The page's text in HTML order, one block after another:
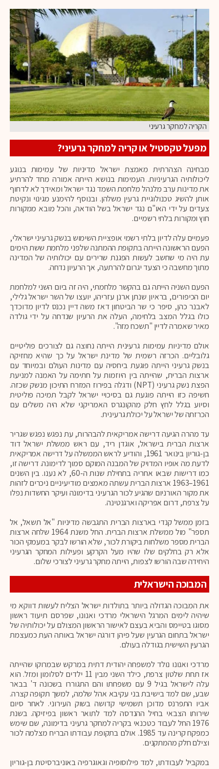
הקריה למחקר גרעיני
מפעל טקסטיל או קריה למחקר גרעיני?
מבחינה הצהרתית מאמצת ישראל מדיניות של עמימות בנוגע
ליכולותיה הגרעיניות. העמימות בנושא הייתה אמורה מחד להרתיע
את מדינות ערב מלנהל מלחמת השמד נגד ישראל ומאידך לא לדחוף
אותן להשיג טכנולוגיית גרעין משלהן. ובנוסף להימנע מגינוי ונקיטת
צעדים על ידי האו"ם נגד ישראל בשל הודאה, והכל מובא ממקורות
חוץ ומקורות בלתי רשמיים.
פעמיים עלה לדיון בלתי רשמי אופציית השימוש בנשק גרעיני ישראלי,
הפעם הראשונה הייתה בתקופת ההמתנה שלפני מלחמת ששת הימים
עת היה מי שחשב לעשות הפגנת שרירים עם יכולותיה של המדינה
מתוך מחשבה כי הצעד יגרום להרתעה, אך הרעיון נדחה.
הפעם השניה הייתה גם בהקשר מלחמתי, היה זה ביום השני למלחמת
יום הכיפורים, בראיון שנתן ארנן עזריהו, יועצו של השר ישראל גלילי,
לאבנר כהן, סיפר כי שר הביטחון דאז משה דיין נכנס לדיון מדוכדך
כולו בגלל המצב בלחימה, העלה את הרעיון שנדחה על ידי גולדה
מאיר שאמרה לדיין "תשכח מזה".
אולם מדיניות עמימות גרעינית הייתה נחוצה גם לצורכים פוליטיים
גלובליים. הכרזה רשמית של מדינת ישראל על כך שהיא מחזיקה
בנשק גרעיני הייתה פוגעת ביחסיה עם מדינות העולם ובמיוחד עם
ארצות הברית, שהייתה בין היוזמות על חתימה על האמנה למניעת
הפצת נשק גרעיני (NPT) ודגלה בפירוז המזרח התיכון מנשק שכזה.
חשיפה כזו הייתה פוגעת גם בסיכויי ישראל לקבל תמיכה פוליטית
וסיוע בגלל לחץ חלק מהקונגרס האמריקני שלא היה משלים עם
הכרזתה של ישראל על יכולת גרעינית.
עד מהרה הגיעה דרישה אמריקאית להבהרות, עת נפגש נפגש שגריר
ארצות הברית בישראל, אוגדן ריד, עם ראש ממשלת ישראל דוד
בן-גוריון בינואר 1961, והודיע לראש הממשלה על דרישה אמריקאית
לדעת מה אופיו המדויק של המבנה המוקם סמוך לדימונה. דרישה זו,
כמו דרישות שבאו אחריה בתחילת שנות ה-60, לא נענו. בין השנים
1961–1963 ארצות הברית עשתה מאמצים מודיעיניים ניכרים לזהות
את מקור האורניום שהגיע לכור הגרעיני בדימונה ועיקר החשדות נפלו
על צרפת, דרום אפריקה וארגנטינה.
בזמן ממשל קנדי בארצות הברית התגבשה מדיניות "אל תשאל, אל
תספר" מול ממשלת ארצות הברית. החל משנת 1964 שלחה ארצות
הברית מספר משלחות ביקורת לכור, שלא הורשו לבקר במעמקי הכור
אלא רק בחלקים שלו שהיו מעל הקרקע ופעילות המחקר הגרעיני
היחידה שבה הורשו לצפות, הייתה מחקר גרעיני לצורכי שלום.
המבוכה הישראלית
את המבוכה הגדולה ביותר בתולדות ישראל הצליח לעשות דווקא מי
שיהיה לימים המרגל הישראלי מרדכי ואנונו, שפרסם תיעוד ראשון
מסוגו בטיימס והביא בעצם לאישור הראשון המצולם על יכולותיה של
ישראל בתחום הגרעין שעל פיהן דורגה ישראל באותה העת כמעצמת
הגרעין השישית בגודלה בעולם.
מרדכי ואנונו נולד למשפחה יהודית דתית במרקש שבמרוקו שהייתה
אז תחת שלטון צרפת, כילד השני מבין 11 ילדים לסלומון ומזל. הוא
עלה לישראל בגיל 9 עם משפחתו והם התגוררו בשכונה ד' בבאר
שבע, שם למד בישיבת בני עקיבא אהל שלמה, למשך תקופה קצרה.
אביו התפרנס מדוכן תשמישי קדושה בשוק העירוני. לאחר סיום
שירותו הצבאי בחיל ההנדסה למד לתואר ראשון בפיזיקה. בשנת
1976 החל לעבוד כטכנאי בקריה למחקר גרעיני בדימונה, שם שימש
כמפקח קרינה עד 1985. אולם בתקופת עבודתו הבריח מצלמה לכור
וצילם חלק מהמתקנים.
במקביל לעבודתו, למד פילוסופיה וגאוגרפיה באוניברסיטת בן-גוריון